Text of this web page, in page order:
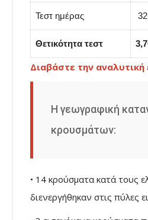
Τεστ ημέρας
Θετικότητα τεστ
Διαβάστε την
Η γεωγραφική
κρουσμάτων:
• 14 κρούσματα κατά τους
διενεργήθηκαν στις πύλες